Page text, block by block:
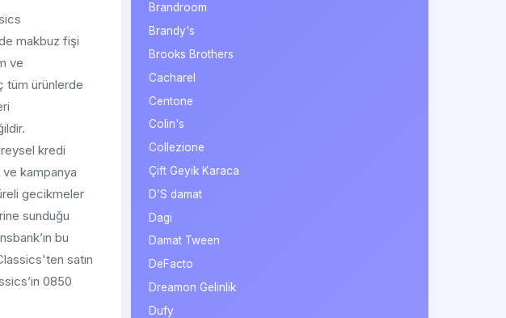
makbuz fişi
ve
tüm ürünlerde
kredi
ve kampanya
gecikmeler
sunduğu
bu
satın
0850
Brandroom
Brandy's
Brooks Brothers
Cacharel
Centone
Colin's
Collezione
Çift Geyik Karaca
D’S damat
Dagi
Damat Tween
DeFacto
Dreamon Gelinlik
Dufy